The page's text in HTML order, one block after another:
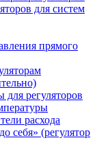
для систем
прямого
регуляторов
расхода
себя» (регулятор